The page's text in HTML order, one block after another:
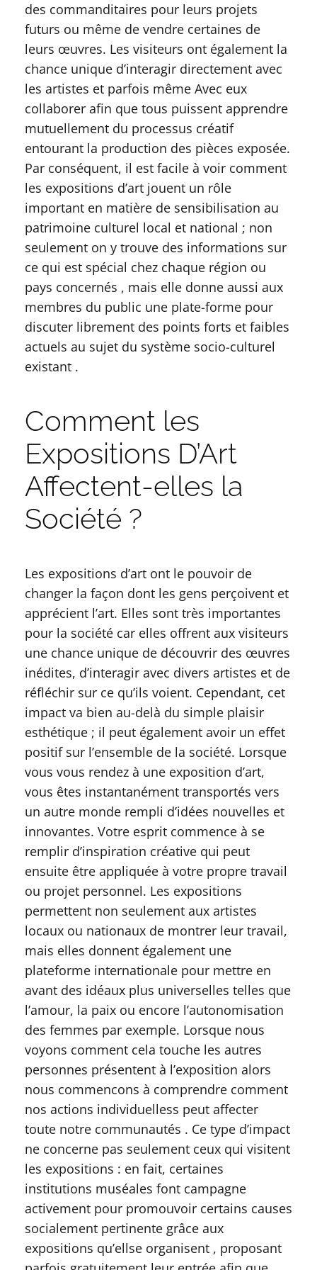
des commanditaires pour leurs projets
futurs ou même de vendre certaines de
leurs œuvres. Les visiteurs ont également la
chance unique d’interagir directement avec
les artistes et parfois même Avec eux
collaborer afin que tous puissent apprendre
mutuellement du processus créatif
entourant la production des pièces exposée.
Par conséquent, il est facile à voir comment
les expositions d’art jouent un rôle
important en matière de sensibilisation au
patrimoine culturel local et national ; non
seulement on y trouve des informations sur
ce qui est spécial chez chaque région ou
pays concernés , mais elle donne aussi aux
membres du public une plate-forme pour
discuter librement des points forts et faibles
actuels au sujet du système socio-culturel
existant .
Comment les
Expositions D’Art
Affectent-elles la
Société ?
Les expositions d’art ont le pouvoir de
changer la façon dont les gens perçoivent et
apprécient l’art. Elles sont très importantes
pour la société car elles offrent aux visiteurs
une chance unique de découvrir des œuvres
inédites, d’interagir avec divers artistes et de
réfléchir sur ce qu’ils voient. Cependant, cet
impact va bien au-delà du simple plaisir
esthétique ; il peut également avoir un effet
positif sur l’ensemble de la société. Lorsque
vous vous rendez à une exposition d’art,
vous êtes instantanément transportés vers
un autre monde rempli d’idées nouvelles et
innovantes. Votre esprit commence à se
remplir d’inspiration créative qui peut
ensuite être appliquée à votre propre travail
ou projet personnel. Les expositions
permettent non seulement aux artistes
locaux ou nationaux de montrer leur travail,
mais elles donnent également une
plateforme internationale pour mettre en
avant des idéaux plus universelles telles que
l’amour, la paix ou encore l’autonomisation
des femmes par exemple. Lorsque nous
voyons comment cela touche les autres
personnes présentent à l’exposition alors
nous commencons à comprendre comment
nos actions individuelless peut affecter
toute notre communautés . Ce type d’impact
ne concerne pas seulement ceux qui visitent
les expositions : en fait, certaines
institutions muséales font campagne
activement pour promouvoir certains causes
socialement pertinente grâce aux
expositions qu’ellse organisent , proposant